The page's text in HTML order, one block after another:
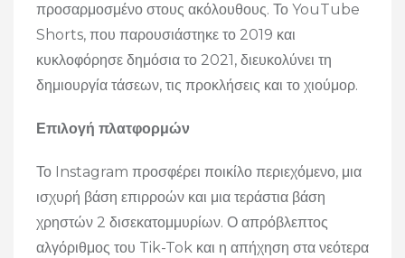
προσαρμοσμένο στους ακόλουθους. Το YouTube
Shorts, που παρουσιάστηκε το 2019 και
κυκλοφόρησε δημόσια το 2021, διευκολύνει τη
δημιουργία τάσεων, τις προκλήσεις και το χιούμορ.
Επιλογή πλατφορμών
Το Instagram προσφέρει ποικίλο περιεχόμενο, μια
ισχυρή βάση επιρροών και μια τεράστια βάση
χρηστών 2 δισεκατομμυρίων. Ο απρόβλεπτος
αλγόριθμος του Tik-Tok και η απήχηση στα νεότερα